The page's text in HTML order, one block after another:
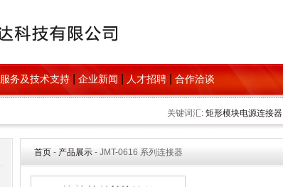
服务及技术支持 企业新闻 人才招聘 合作洽谈
关键词汇: 矩形模块电源连接器
首页 - 产品展示 - JMT-0616 系列连接器